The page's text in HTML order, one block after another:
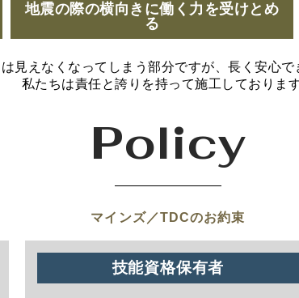
地震の際の横向きに働く力を受けとめ
る
見えなくなってしまう部分ですが、長く安心で
私たちは責任と誇りを持って施工しております
Policy
マインズ／TDCのお約束
技能資格保有者